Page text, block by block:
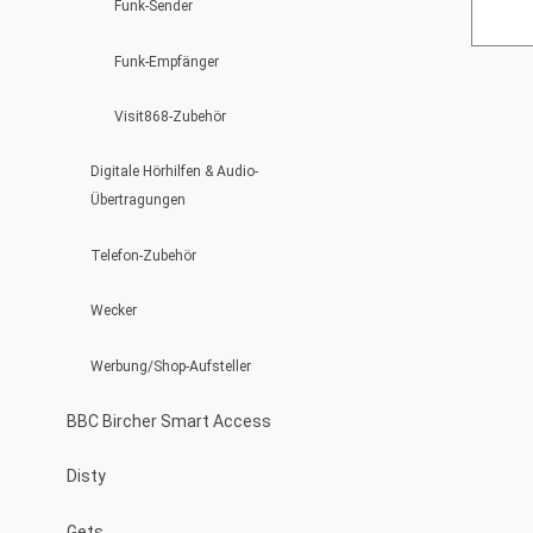
Funk-Sender
Funk-Empfänger
Visit868-Zubehör
Digitale Hörhilfen & Audio-
Übertragungen
Telefon-Zubehör
Wecker
Werbung/Shop-Aufsteller
BBC Bircher Smart Access
Disty